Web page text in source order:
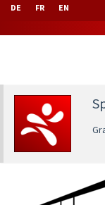
DE FR EN